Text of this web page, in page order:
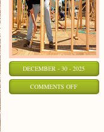
DECEMBER - 30 - 2025
COMMENTS OFFON